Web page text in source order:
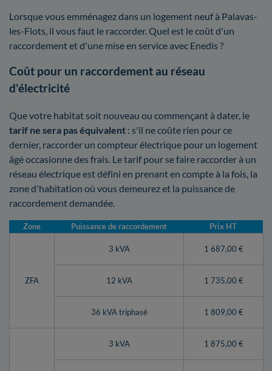
Lorsque vous emménagez dans un logement neuf à Palavas-
les-Flots, il vous faut le raccorder. Quel est le coût d'un
raccordement et d'une mise en service avec Enedis ?
Coût pour un raccordement au réseau
d'électricité
Que votre habitat soit nouveau ou commençant à dater, le
tarif ne sera pas équivalent : s'il ne coûte rien pour ce
dernier, raccorder un compteur électrique pour un logement
âgé occasionne des frais. Le tarif pour se faire raccorder à un
réseau électrique est défini en prenant en compte à la fois, la
zone d'habitation où vous demeurez et la puissance de
raccordement demandée.
Zone Puissance de raccordement Prix HT
ZFA
3 kVA 1 687,00 €
12 kVA 1 735,00 €
36 kVA triphasé 1 809,00 €
3 kVA 1 875,00 €